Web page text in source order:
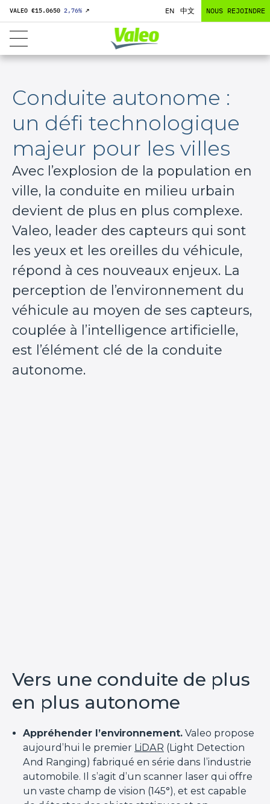
VALEO €15.0650 2,76% ↗ EN 中文 NOUS REJOINDRE
Conduite autonome :
un défi technologique
majeur pour les villes
Avec l’explosion de la population en
ville, la conduite en milieu urbain
devient de plus en plus complexe.
Valeo, leader des capteurs qui sont
les yeux et les oreilles du véhicule,
répond à ces nouveaux enjeux. La
perception de l’environnement du
véhicule au moyen de ses capteurs,
couplée à l’intelligence artificielle,
est l’élément clé de la conduite
autonome.
Vers une conduite de plus
en plus autonome
Appréhender l’environnement. Valeo propose
aujourd’hui le premier LiDAR (Light Detection
And Ranging) fabriqué en série dans l’industrie
automobile. Il s’agit d’un scanner laser qui offre
un vaste champ de vision (145°), et est capable